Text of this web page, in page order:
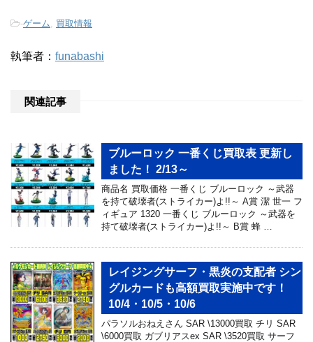
-ゲーム 買取情報
執筆者： funabashi
関連記事
ブルーロック 一番くじ買取表 更新し
ました！ 2/13～
商品名 買取価格 一番くじ ブルーロック ～武器
を持て破壊者(ストライカー)よ!!～ A賞 潔 世一 フ
ィギュア 1320 一番くじ ブルーロック ～武器を
持て破壊者(ストライカー)よ!!～ B賞 蜂 …
レイジングサーフ・黒炎の支配者 シン
グルカードも高額買取実施中です！
10/4・10/5・10/6
パラソルおねえさん SAR \13000買取 チリ SAR
\6000買取 ガブリアスex SAR \3520買取 サーフ